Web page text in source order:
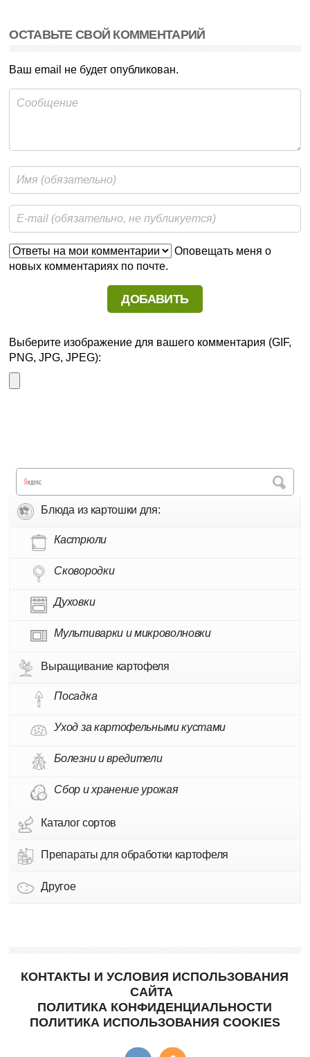
ОСТАВЬТЕ СВОЙ КОММЕНТАРИЙ
Ваш email не будет опубликован.
Оповещать меня о
новых комментариях по почте.
Выберите изображение для вашего комментария (GIF,
PNG, JPG, JPEG):
Блюда из картошки для:
Кастрюли
Сковородки
Духовки
Мультиварки и микроволновки
Выращивание картофеля
Посадка
Уход за картофельными кустами
Болезни и вредители
Сбор и хранение урожая
Каталог сортов
Препараты для обработки картофеля
Другое
КОНТАКТЫ И УСЛОВИЯ ИСПОЛЬЗОВАНИЯ
САЙТА
ПОЛИТИКА КОНФИДЕНЦИАЛЬНОСТИ
ПОЛИТИКА ИСПОЛЬЗОВАНИЯ COOKIES